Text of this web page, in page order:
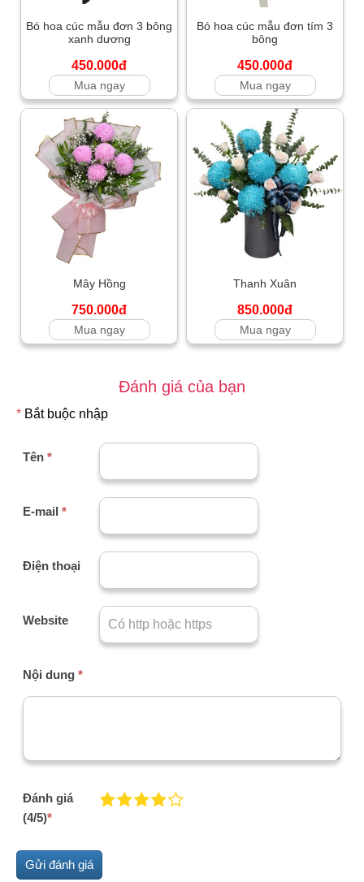
Bó hoa cúc mẫu đơn 3 bông
xanh dương
450.000đ
Mua ngay
Bó hoa cúc mẫu đơn tím 3
bông
450.000đ
Mua ngay
Mây Hồng
750.000đ
Mua ngay
Thanh Xuân
850.000đ
Mua ngay
Đánh giá của bạn
* Bắt buộc nhập
Tên *
E-mail *
Điện thoại
Website
Nội dung *
Đánh giá
(4/5)*